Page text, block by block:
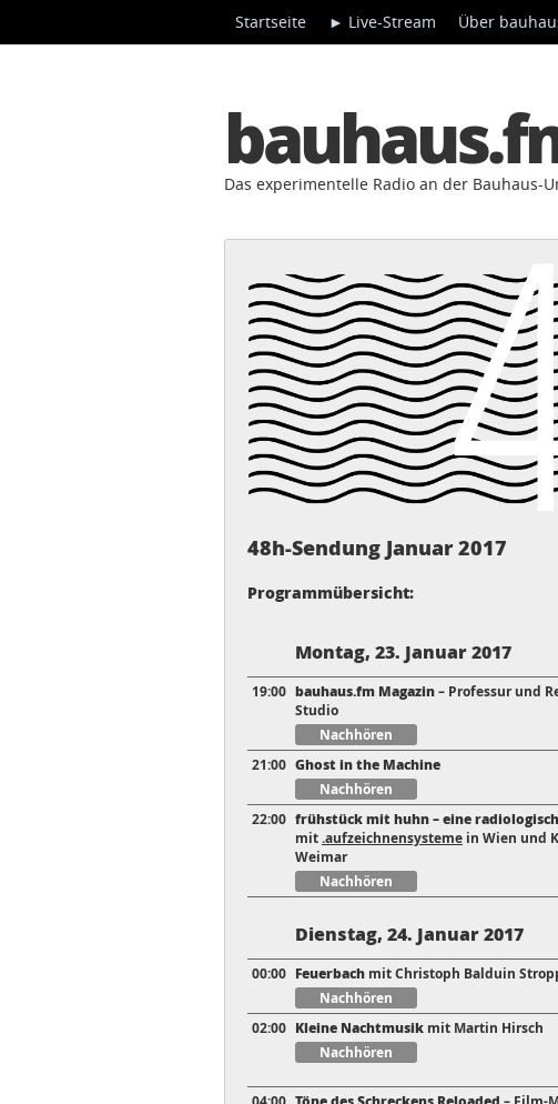
Startseite ► Live-Stream Über
Das experimentelle Radio an der Bauhaus-
48h-Sendung Januar 2017
Programmübersicht:
Montag, 23. Januar 2017
19:00 bauhaus.fm Magazin– Professur und
Studio
Nachhören
21:00 Ghost in the Machine
Nachhören
22:00 frühstück mit huhn – eine
mit.aufzeichnensysteme in Wien und
Weimar
Nachhören
Dienstag, 24. Januar 2017
00:00 Feuerbach mit Christoph Balduin
Nachhören
02:00 Kleine Nachtmusik mit Martin Hirsch
Nachhören